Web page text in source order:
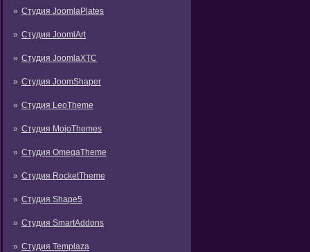
Студия JoomlaPlates
Студия JoomlArt
Студия JoomlaXTC
Студия JoomShaper
Студия LeoTheme
Студия MojoThemes
Студия OmegaTheme
Студия RocketTheme
Студия Shape5
Студия SmartAddons
Студия Templaza